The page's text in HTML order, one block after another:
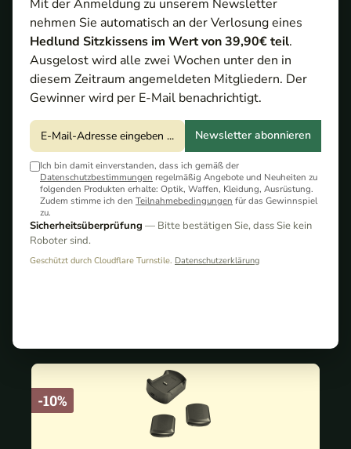
Mit der Anmeldung zu unserem Newsletter
nehmen Sie automatisch an der Verlosung eines
Hedlund Sitzkissens im Wert von 39,90€ teil.
Ausgelost wird alle zwei Wochen unter den in
diesem Zeitraum angemeldeten Mitgliedern. Der
Gewinner wird per E-Mail benachrichtigt.
Newsletter abonnieren
Ich bin damit einverstanden, dass ich gemäß der
Datenschutzbestimmungen regelmäßig Angebote und Neuheiten zu
folgenden Produkten erhalte: Optik, Waffen, Kleidung, Ausrüstung.
Zudem stimme ich den Teilnahmebedingungen für das Gewinnspiel
zu.
Sicherheitsüberprüfung — Bitte bestätigen Sie, dass Sie kein
Roboter sind.
Geschützt durch Cloudflare Turnstile. Datenschutzerklärung
-30%
Pulsar
Okulargummi
Helion / Quantum
35,00 €*
UVP: 50,00 €* (30,00% gespart)
38
-10%